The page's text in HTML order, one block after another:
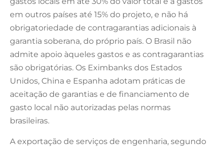
em outros países até 15% do projeto, e não há
obrigatoriedade de contragarantias adicionais à
garantia soberana, do próprio país. O Brasil não
admite apoio àqueles gastos e as contragarantias
são obrigatórias. Os Eximbanks dos Estados
Unidos, China e Espanha adotam práticas de
aceitação de garantias e de financiamento de
gasto local não autorizadas pelas normas
brasileiras.
A exportação de serviços de engenharia, segundo